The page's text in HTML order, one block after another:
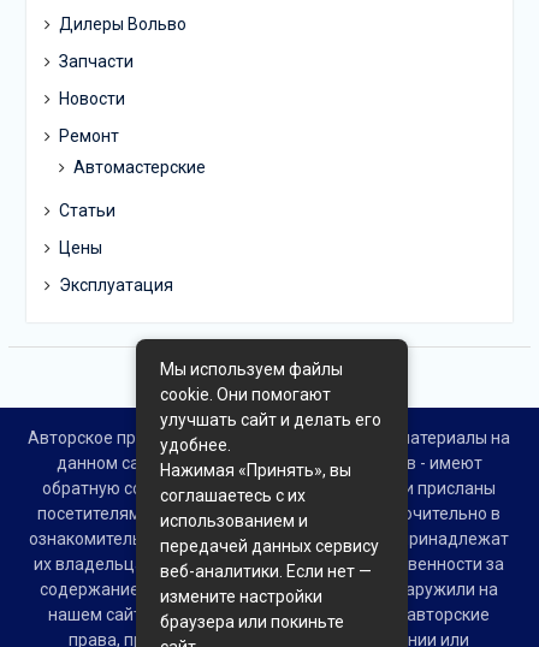
Дилеры Вольво
Запчасти
Новости
Ремонт
Автомастерские
Статьи
Цены
Эксплуатация
Авторское право © Все права защищены. Все материалы на
данном сайте взяты из открытых источников - имеют
обратную ссылку на материал в интернете или присланы
посетителями сайта и предоставляются исключительно в
ознакомительных целях. Права на материалы принадлежат
их владельцам. Администрация сайта ответственности за
содержание материала не несет. Если Вы обнаружили на
нашем сайте материалы, которые нарушают авторские
права, принадлежащие Вам, Вашей компании или
Мы используем файлы
cookie. Они помогают
улучшать сайт и делать его
удобнее.
Нажимая «Принять», вы
соглашаетесь с их
использованием и
передачей данных сервису
веб-аналитики. Если нет —
измените настройки
браузера или покиньте